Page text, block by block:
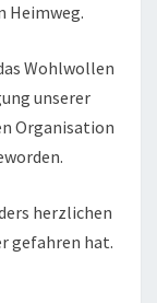
Heimweg.
Wohlwollen
unserer
Organisation
herzlichen
gefahren hat.